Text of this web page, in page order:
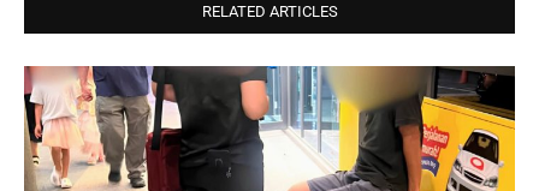
RELATED ARTICLES